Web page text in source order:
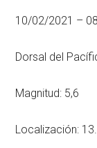
10/02/2021 –
Dorsal del
Magnitud: 5,6
Localización: